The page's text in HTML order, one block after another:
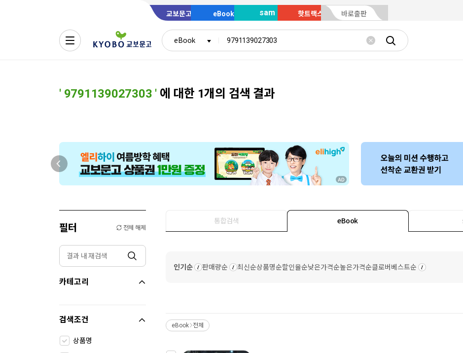
교보문고 eBook sam 핫트랙스 바로출판
eBook
' 9791139027303 '에 대한 1개의 검색 결과
필터 전체 해제
카테고리
검색조건
상품명
통합검색 eBook
인기순 판매량순 최신순상품명순할인율순낮은가격순높은가격순클로버베스트순
eBook >
전체